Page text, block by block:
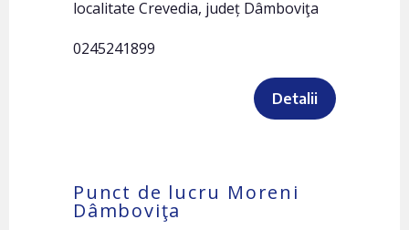
localitate Crevedia, județ Dâmboviţa
0245241899
Detalii
Punct de lucru Moreni
Dâmboviţa